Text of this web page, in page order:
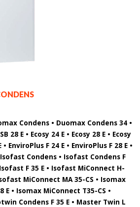
Condens • Duomax Condens 34 •
28 E • Ecosy 24 E • Ecosy 28 E • Ecosy
• EnviroPlus F 24 E • EnviroPlus F 28 E •
Isofast Condens • Isofast Condens F
F 35 E • Isofast MiConnect H-
MiConnect MA 35-CS • Isomax
E • Isomax MiConnect T35-CS •
Condens F 35 E • Master Twin L